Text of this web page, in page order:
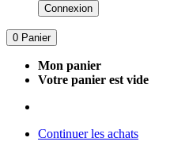
Connexion
0 Panier
Mon panier
Votre panier est vide
Continuer les achats